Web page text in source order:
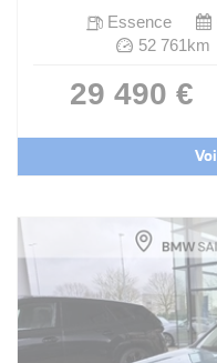
Essence
52 761km
29 490 €